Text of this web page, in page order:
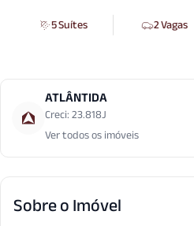
5 Suítes 2 Vagas
ATLÂNTIDA
Creci: 23.818J
Ver todos os imóveis
Sobre o Imóvel